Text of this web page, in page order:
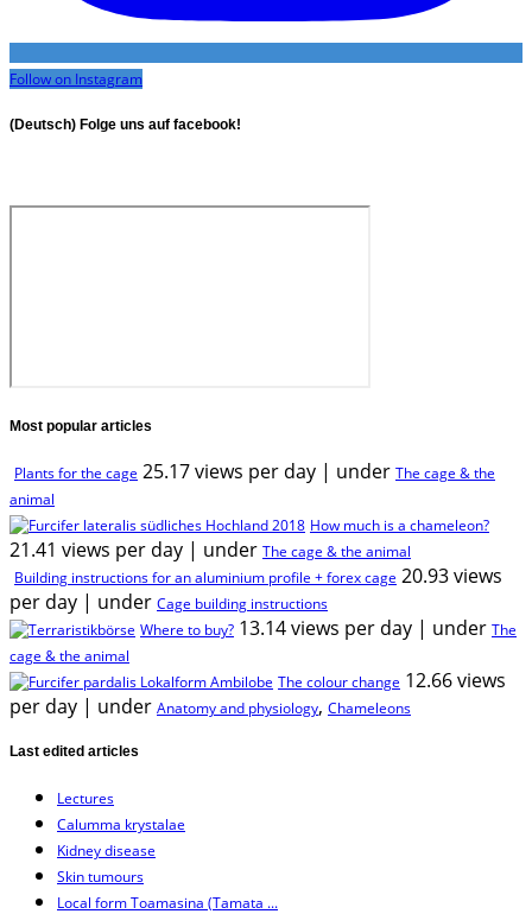
Follow on Instagram
(Deutsch) Folge uns auf facebook!
Most popular articles
Plants for the cage 25.17 views per day | under The cage & the
animal
How much is a chameleon?
21.41 views per day | under The cage & the animal
Building instructions for an aluminium profile + forex cage 20.93 views
per day | under Cage building instructions
Where to buy? 13.14 views per day | under The
cage & the animal
The colour change 12.66 views
per day | under Anatomy and physiology, Chameleons
Last edited articles
Lectures
Calumma krystalae
Kidney disease
Skin tumours
Local form Toamasina (Tamata ...